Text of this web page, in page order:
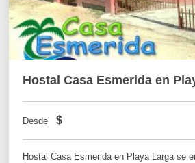
Hostal Casa Esmerida en
Desde $
Hostal Casa Esmerida en Playa Larga se